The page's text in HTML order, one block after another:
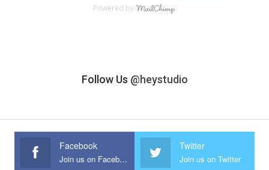
Powered by
Follow Us @heystudio
Facebook
Join us on Facebook
Twitter
Join us on Twitter